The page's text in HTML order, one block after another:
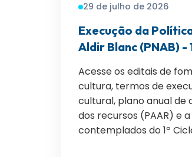
29 de julho de 2026
Execução da
Aldir Blanc (PNAB) -
Acesse os editais de
cultura, termos de
cultural, plano anual de
dos recursos (PAAR) e
contemplados do 1º